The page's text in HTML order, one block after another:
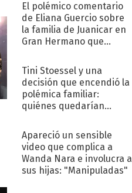
El polémico comentario
de Eliana Guercio sobre
la familia de Juanicar en
Gran Hermano que
Tini Stoessel y una
decisión que encendió la
polémica familiar:
quiénes quedarían
Apareció un sensible
video que complica a
Wanda Nara e involucra a
sus hijas: "Manipuladas"